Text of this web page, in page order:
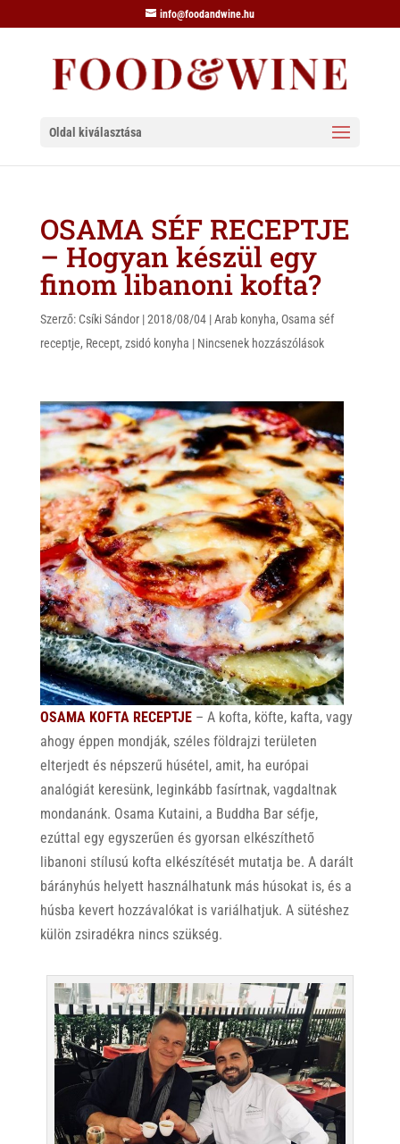
info@foodandwine.hu
Oldal kiválasztása
OSAMA SÉF RECEPTJE
– Hogyan készül egy
finom libanoni kofta?
Szerző: Csíki Sándor|2018/08/04|Arab konyha, Osama séf
receptje, Recept, zsidó konyha | Nincsenek hozzászólások
OSAMA KOFTA RECEPTJE– A kofta, köfte, kafta, vagy
ahogy éppen mondják, széles földrajzi területen
elterjedt és népszerű húsétel, amit, ha európai
analógiát keresünk, leginkább fasírtnak, vagdaltnak
mondanánk. Osama Kutaini, a Buddha Bar séfje,
ezúttal egy egyszerűen és gyorsan elkészíthető
libanoni stílusú kofta elkészítését mutatja be. A darált
bárányhús helyett használhatunk más húsokat is, és a
húsba kevert hozzávalókat is variálhatjuk. A sütéshez
külön zsiradékra nincs szükség.